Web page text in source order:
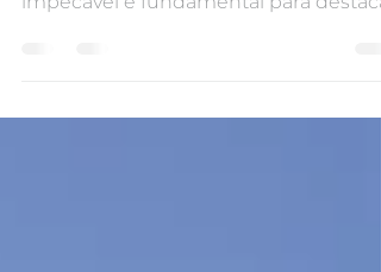
detalhe conta. Uma apresentação